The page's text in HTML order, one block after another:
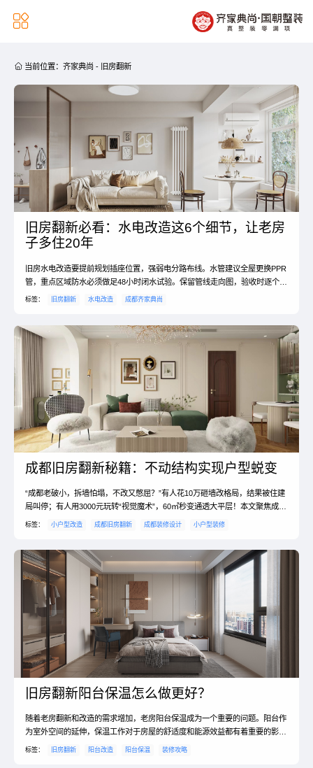

 当前位置： 齐家典尚 - 旧房翻新
旧房翻新必看：水电改造这6个细节，让老房
子多住20年
旧房水电改造要提前规划插座位置，强弱电分路布线。水管建议全屋更换PPR
管，重点区域防水必须做足48小时闭水试验。保留管线走向图，验收时逐个测
试，这些细节关乎未来几十年的居住安全。
标签： 旧房翻新 水电改造 成都齐家典尚
成都旧房翻新秘籍：不动结构实现户型蜕变
“成都老破小，拆墙怕塌，不改又憋屈？”有人花10万砸墙改格局，结果被住建
局叫停；有人用3000元玩转“视觉魔术”，60㎡秒变通透大平层！本文聚焦成都
20年+老房改造，从地面分区、灯光重组到家具变形术，教你不动一砖一瓦破
开灯。动线打架：厨房到餐厅绕路3米，...
标签： 小户型改造 成都旧房翻新 成都装修设计 小户型装修
旧房翻新阳台保温怎么做更好？
随着老房翻新和改造的需求增加，老房阳台保温成为一个重要的问题。阳台作
为室外空间的延伸，保温工作对于房屋的舒适度和能源效益都有着重要的影
响。本文将介绍老房阳台保温的常用做法，并提出注意事项。老房阳台保温做
标签： 旧房翻新 阳台改造 阳台保温 装修攻略